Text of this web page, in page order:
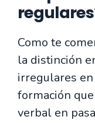
Como te
la distinción
irregulares
formación
verbal en